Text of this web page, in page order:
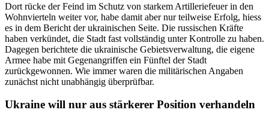
Dort rücke der Feind im Schutz von starkem Artilleriefeuer in den
Wohnvierteln weiter vor, habe damit aber nur teilweise Erfolg, hiess
es in dem Bericht der ukrainischen Seite. Die russischen Kräfte
haben verkündet, die Stadt fast vollständig unter Kontrolle zu haben.
Dagegen berichtete die ukrainische Gebietsverwaltung, die eigene
Armee habe mit Gegenangriffen ein Fünftel der Stadt
zurückgewonnen. Wie immer waren die militärischen Angaben
zunächst nicht unabhängig überprüfbar.
Ukraine will nur aus stärkerer Position verhandeln